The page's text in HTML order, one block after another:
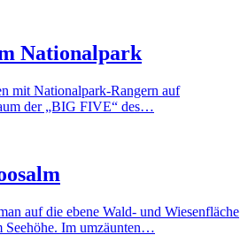
Nationalpark
mit Nationalpark-Rangern auf
der „BIG FIVE“ des…
auf die ebene Wald- und Wiesenfläche
Seehöhe. Im umzäunten…